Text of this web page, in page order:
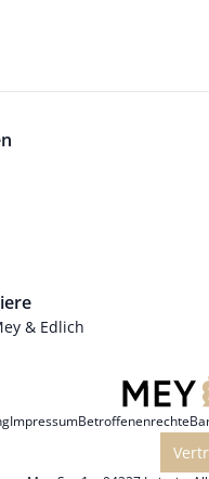
& Edlich
ImpressumBetroffenenrechte